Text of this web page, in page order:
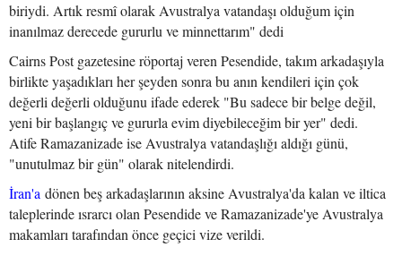
biriydi. Artık resmî olarak Avustralya vatandaşı olduğum için
inanılmaz derecede gururlu ve minnettarım" dedi
Cairns Post gazetesine röportaj veren Pesendide, takım arkadaşıyla
birlikte yaşadıkları her şeyden sonra bu anın kendileri için çok
değerli değerli olduğunu ifade ederek "Bu sadece bir belge değil,
yeni bir başlangıç ve gururla evim diyebileceğim bir yer" dedi.
Atife Ramazanizade ise Avustralya vatandaşlığı aldığı günü,
"unutulmaz bir gün" olarak nitelendirdi.
İran'a dönen beş arkadaşlarının aksine Avustralya'da kalan ve iltica
taleplerinde ısrarcı olan Pesendide ve Ramazanizade'ye Avustralya
makamları tarafından önce geçici vize verildi.